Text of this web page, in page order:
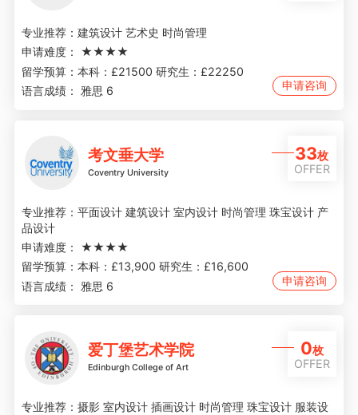
专业推荐： 建筑设计 艺术史 时尚管理
申请难度：
★★★★
留学预算： 本科：£21500 研究生：£22250
语言成绩：
雅思 6 申请咨询
考文垂大学
Coventry University
33枚
OFFER
专业推荐： 平面设计 建筑设计 室内设计 时尚管理 珠宝设计 产
品设计
申请难度：
★★★★
留学预算： 本科：£13,900 研究生：£16,600
语言成绩：
雅思 6 申请咨询
爱丁堡艺术学院
Edinburgh College of Art
0枚
OFFER
专业推荐： 摄影 室内设计 插画设计 时尚管理 珠宝设计 服装设